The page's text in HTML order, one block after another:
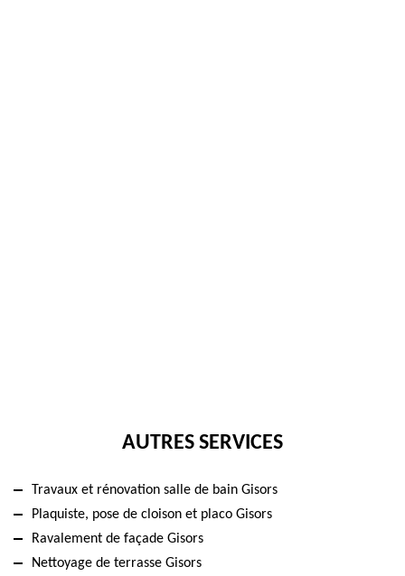
AUTRES SERVICES
Travaux et rénovation salle de bain Gisors
Plaquiste, pose de cloison et placo Gisors
Ravalement de façade Gisors
Nettoyage de terrasse Gisors